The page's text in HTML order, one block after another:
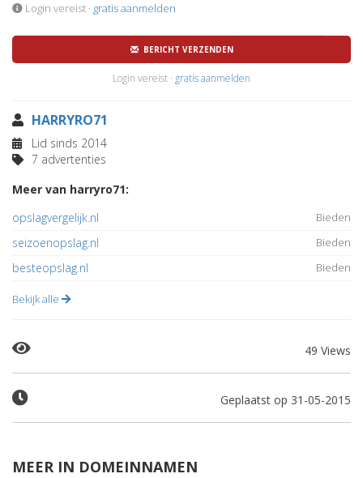
Login vereist · gratis aanmelden
BERICHT VERZENDEN
Login vereist · gratis aanmelden
HARRYRO71
Lid sinds 2014
7 advertenties
Meer van harryro71:
opslagvergelijk.nl
Bieden
seizoenopslag.nl Bieden
besteopslag.nl Bieden
Bekijk alle
49 Views
Geplaatst op 31-05-2015
MEER IN DOMEINNAMEN